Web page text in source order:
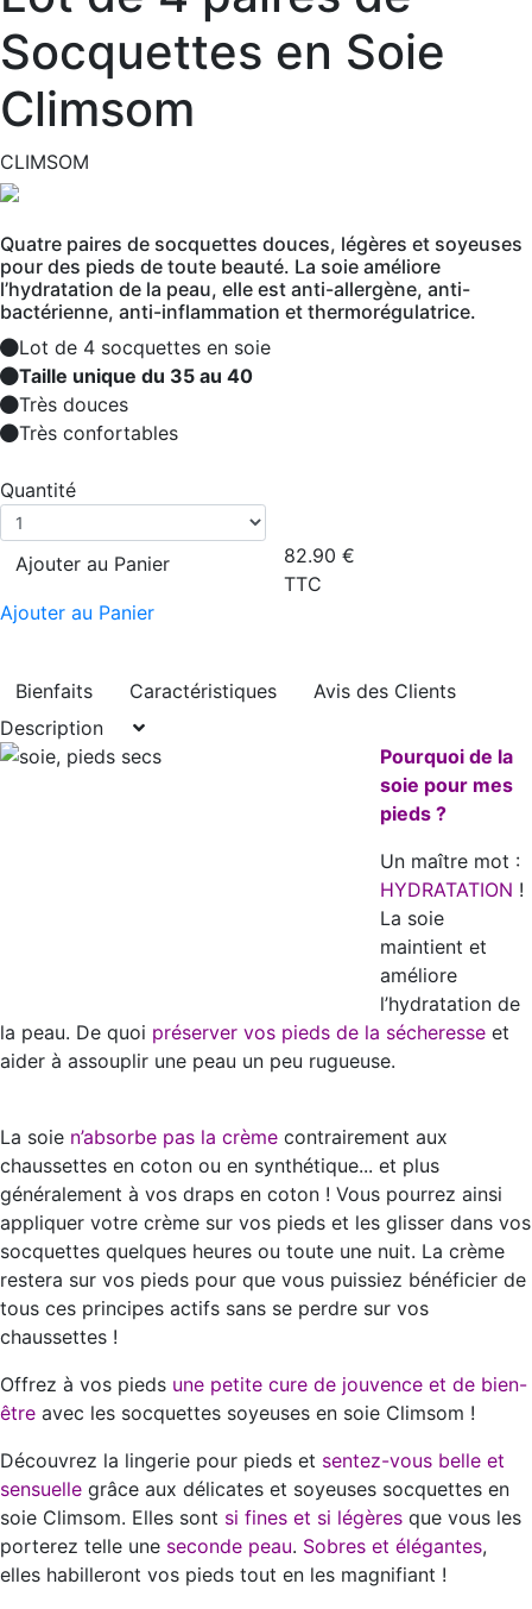
Socquettes en Soie
Climsom
CLIMSOM
Quatre paires de socquettes douces, légères et soyeuses
pour des pieds de toute beauté. La soie améliore
l’hydratation de la peau, elle est anti-allergène, anti-
bactérienne, anti-inflammation et thermorégulatrice.
Lot de 4 socquettes en soie
Taille unique du 35 au 40
Très douces
Très confortables
Quantité
Ajouter au Panier
Ajouter au Panier
82.90 €
TTC
Bienfaits Caractéristiques
Avis des Clients
Description
Pourquoi de la
soie pour mes
pieds ?
Un maître mot :
HYDRATATION !
La soie
maintient et
améliore
l’hydratation de
la peau. De quoi préserver vos pieds de la sécheresse et
aider à assouplir une peau un peu rugueuse.
La soie n’absorbe pas la crème contrairement aux
chaussettes en coton ou en synthétique... et plus
généralement à vos draps en coton ! Vous pourrez ainsi
appliquer votre crème sur vos pieds et les glisser dans vos
socquettes quelques heures ou toute une nuit. La crème
restera sur vos pieds pour que vous puissiez bénéficier de
tous ces principes actifs sans se perdre sur vos
chaussettes !
Offrez à vos pieds une petite cure de jouvence et de bien-
être avec les socquettes soyeuses en soie Climsom !
Découvrez la lingerie pour pieds et sentez-vous belle et
sensuelle grâce aux délicates et soyeuses socquettes en
soie Climsom. Elles sont si fines et si légères que vous les
porterez telle une seconde peau. Sobres et élégantes,
elles habilleront vos pieds tout en les magnifiant !